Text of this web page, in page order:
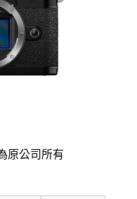
原公司所有